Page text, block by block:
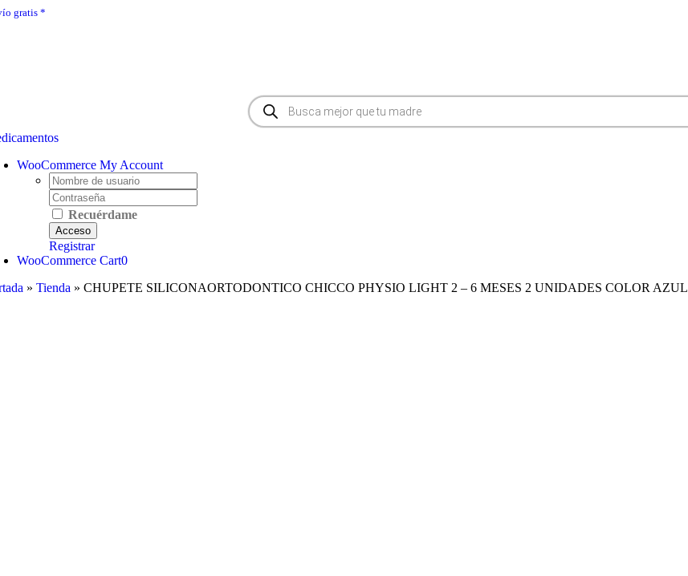
Saltar
gratis *
Búsqueda
de
productos
WooCommerce My Account
Username:
Password:
Recuérdame
Registrar
WooCommerce Cart0
»Tienda »CHUPETE SILICONAORTODONTICO CHICCO PHYSIO LIGHT 2 – 6 MESES 2 UNIDADES COLOR AZUL